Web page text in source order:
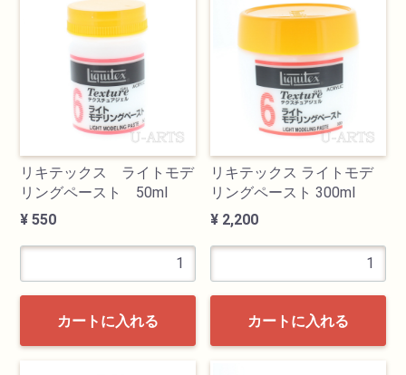
リキテックス ライトモデ
リングペースト 50ml
¥ 550
カートに入れる
リキテックス ライトモデ
リングペースト 300ml
¥ 2,200
カートに入れる
透明水彩絵具
不透明水彩絵具
アクリル絵具
日本画絵具
地塗り材・メディウム